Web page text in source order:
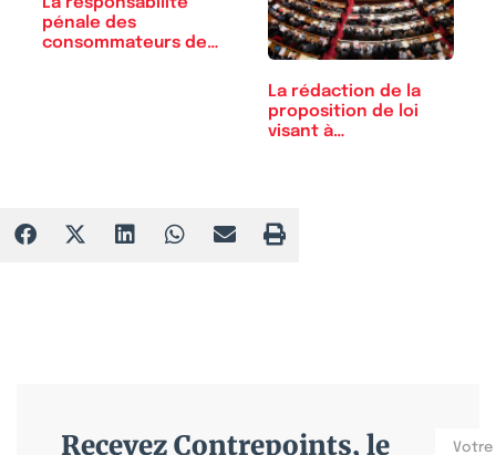
pénale des
consommateurs de…
La rédaction de la
proposition de loi
visant à…
Recevez Contrepoints, le